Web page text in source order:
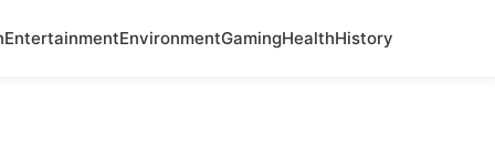
EntertainmentEnvironmentGamingHealthHistory